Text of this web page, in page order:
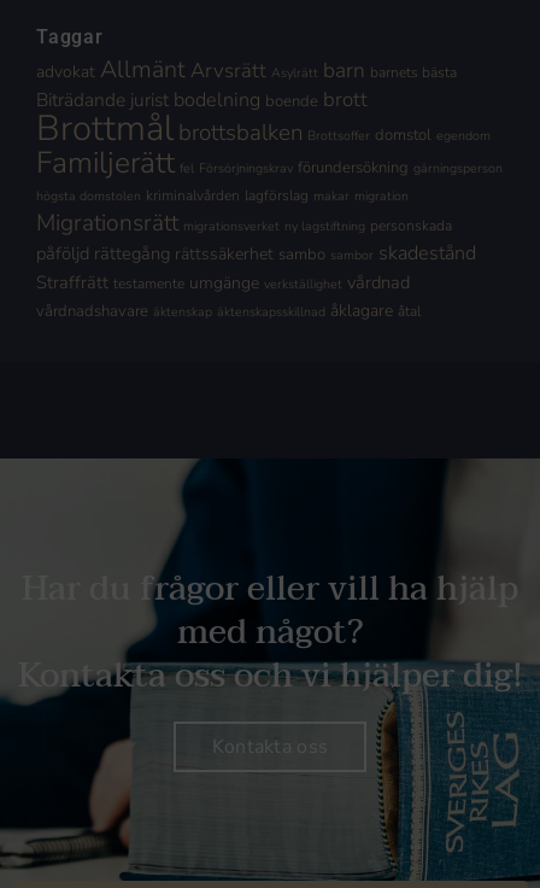
Taggar
advokat Allmänt Arvsrätt Asylrätt barn barnets bästa
Biträdande jurist bodelning boende brott
Brottmålbrottsbalken Brottsoffer domstol egendom
Familjerätt fel Försörjningskrav förundersökning gärningsperson
högsta domstolen kriminalvården lagförslag makar migration
Migrationsrätt migrationsverket ny lagstiftning personskada
påföljd rättegång rättssäkerhet sambo sambor skadestånd
Straffrätt testamente umgänge verkställighet vårdnad
vårdnadshavare äktenskap äktenskapsskillnad åklagare åtal
Har du frågor eller vill ha hjälp
med något?
Kontakta oss och vi hjälper dig!
Kontakta oss